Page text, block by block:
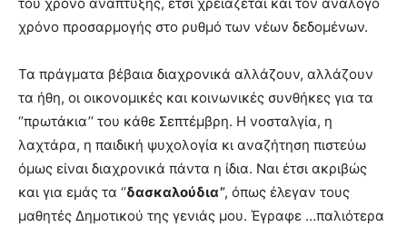
χρόνο προσαρμογής στο ρυθμό των νέων δεδομένων.
Τα πράγματα βέβαια διαχρονικά αλλάζουν, αλλάζουν
τα ήθη, οι οικονομικές και κοινωνικές συνθήκες για τα
‘’πρωτάκια’’ του κάθε Σεπτέμβρη. Η νοσταλγία, η
λαχτάρα, η παιδική ψυχολογία κι αναζήτηση πιστεύω
όμως είναι διαχρονικά πάντα η ίδια. Ναι έτσι ακριβώς
και για εμάς τα ‘’δασκαλούδια’’, όπως έλεγαν τους
μαθητές Δημοτικού της γενιάς μου. Έγραφε …παλιότερα